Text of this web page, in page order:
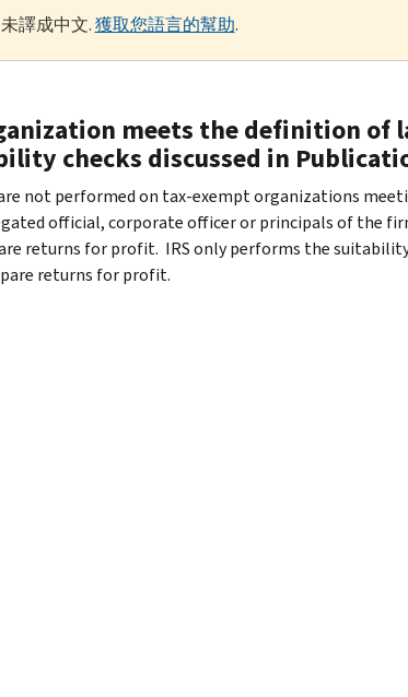
譯成中文.獲取您語言的幫助.
meets the definition of
checks discussed in
not performed on tax-exempt organizations
official, corporate officer or principals of the
returns for profit. IRS only performs the suitability
returns for profit.